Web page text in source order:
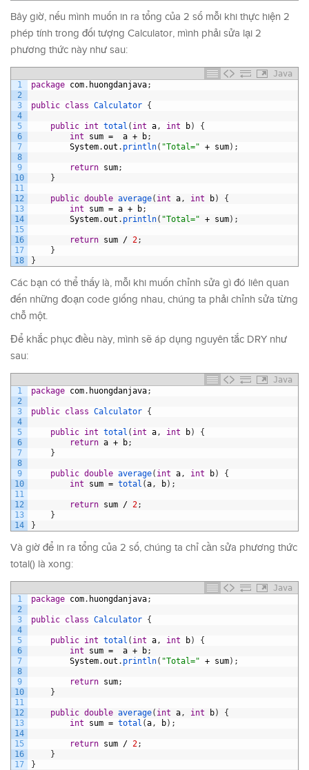
Bây giờ, nếu mình muốn in ra tổng của 2 số mỗi khi thực hiện 2
phép tính trong đối tượng Calculator, mình phải sửa lại 2
phương thức này như sau:
Java
1
2
3
4
5
6
7
8
9
10
11
12
13
14
15
16
17
18
package com. huongdanjava;
public class Calculator {
public int total ( int a , int b)
{
int
sum = a + b;
System.out . println( "Total=" + sum) ;
return sum;
}
public double average( int a , int b)
{
int
sum = a + b;
System.out . println( "Total=" + sum) ;
return sum / 2;
}
}
Các bạn có thể thấy là, mỗi khi muốn chỉnh sửa gì đó liên quan
đến những đoạn code giống nhau, chúng ta phải chỉnh sửa từng
chỗ một.
Để khắc phục điều này, mình sẽ áp dụng nguyên tắc DRY như
sau:
Java
1
2
3
4
5
6
7
8
9
10
11
12
13
14
package com. huongdanjava;
public class Calculator {
public int total ( int a , int b)
{
return a + b;
}
public double average( int a , int b)
{
int
sum = total (a , b) ;
return sum / 2;
}
}
Và giờ để in ra tổng của 2 số, chúng ta chỉ cần sửa phương thức
total() là xong:
Java
1
2
3
4
5
6
7
8
9
10
11
12
13
14
15
16
17
package com. huongdanjava;
public class Calculator {
public int total ( int a , int b)
{
int
sum = a + b;
System.out . println( "Total=" + sum) ;
return sum;
}
public double average( int a , int b)
{
int
sum = total (a , b) ;
return sum / 2;
}
}